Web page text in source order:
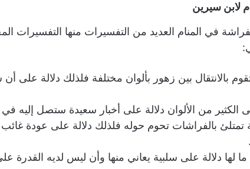
لابن سيرين
في المنام العديد من التفسيرات منها التفسيرات
بالانتقال بين زهور بألوان مختلفة فلذلك دلالة على
من الألوان دلالة على أخبار سعيدة ستصل إليه في
بالفراشات تحوم حوله فلذلك دلالة على عودة
دلالة على سلبية يعاني منها وأن ليس لديه القدرة